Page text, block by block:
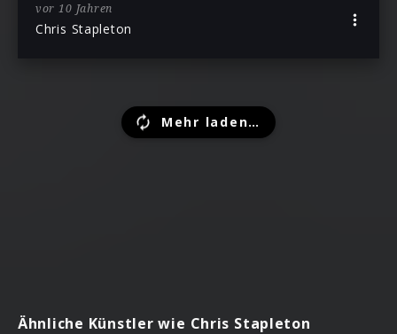
vor 10 Jahren
Chris Stapleton
Mehr laden…
Ähnliche Künstler wie Chris Stapleton